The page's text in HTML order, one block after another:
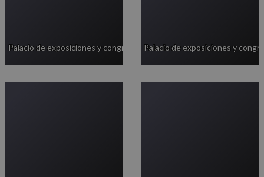
Palacio de exposiciones y congresos Palacio de exposiciones y